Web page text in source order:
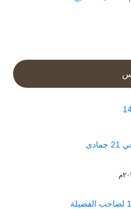
شرح كتاب الداء والدواء بدأ الدرس في 21 جمادى
شرح نواقض الإسلام في شوال 1446 لصاحب الفضيلة